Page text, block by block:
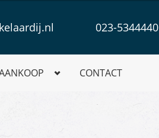
023-5344440
CONTACT